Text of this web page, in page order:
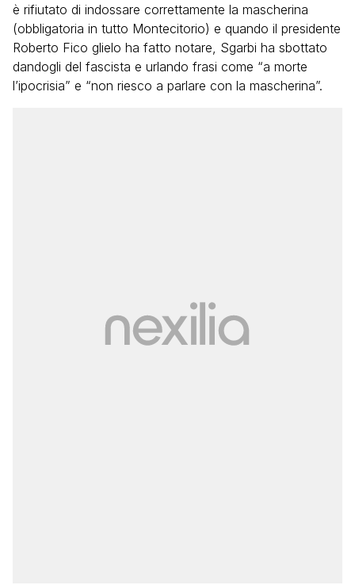
è rifiutato di indossare correttamente la mascherina
(obbligatoria in tutto Montecitorio) e quando il presidente
Roberto Fico glielo ha fatto notare, Sgarbi ha sbottato
dandogli del fascista e urlando frasi come “a morte
l’ipocrisia” e “non riesco a parlare con la mascherina”.